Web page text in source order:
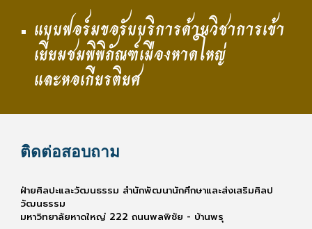
แบบฟอร์มขอรับบริการด้านวิชาการเข้า
เยี่ยมชมพิพิภัณฑ์เมืองหาดใหญ่
และหอเกียรติยศ
ติดต่อสอบถาม
ฝ่ายศิลปะและวัฒนธรรม สำนักพัฒนานักศึกษาและส่งเสริมศิลป
วัฒนธรรม
มหาวิทยาลัยหาดใหญ่ 222 ถนนพลพิชัย - บ้านพรุ